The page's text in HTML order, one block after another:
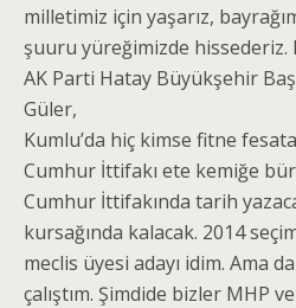
milletimiz için yaşarız,
şuuru yüreğimizde hissederiz.
AK Parti Hatay Büyükşehir
Güler,
Kumlu’da hiç kimse fitne
Cumhur İttifakı ete kemiğe
Cumhur İttifakında tarih
kursağında kalacak. 2014
meclis üyesi adayı idim. Ama
çalıştım. Şimdide bizler MHP